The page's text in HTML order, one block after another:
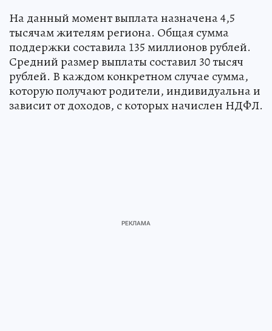
На данный момент выплата назначена 4,5
тысячам жителям региона. Общая сумма
поддержки составила 135 миллионов рублей.
Средний размер выплаты составил 30 тысяч
рублей. В каждом конкретном случае сумма,
которую получают родители, индивидуальна и
зависит от доходов, с которых начислен НДФЛ.